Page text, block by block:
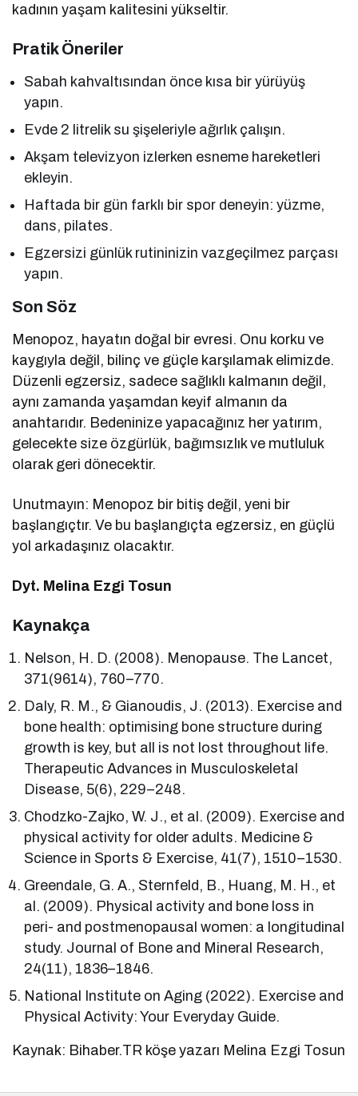
kadının yaşam kalitesini yükseltir.
Pratik Öneriler
Sabah kahvaltısından önce kısa bir yürüyüş
yapın.
Evde 2 litrelik su şişeleriyle ağırlık çalışın.
Akşam televizyon izlerken esneme hareketleri
ekleyin.
Haftada bir gün farklı bir spor deneyin: yüzme,
dans, pilates.
Egzersizi günlük rutininizin vazgeçilmez parçası
yapın.
Son Söz
Menopoz, hayatın doğal bir evresi. Onu korku ve
kaygıyla değil, bilinç ve güçle karşılamak elimizde.
Düzenli egzersiz, sadece sağlıklı kalmanın değil,
aynı zamanda yaşamdan keyif almanın da
anahtarıdır. Bedeninize yapacağınız her yatırım,
gelecekte size özgürlük, bağımsızlık ve mutluluk
olarak geri dönecektir.
Unutmayın: Menopoz bir bitiş değil, yeni bir
başlangıçtır. Ve bu başlangıçta egzersiz, en güçlü
yol arkadaşınız olacaktır.
Dyt. Melina Ezgi Tosun
Kaynakça
Nelson, H. D. (2008). Menopause. The Lancet,
371(9614), 760–770.
Daly, R. M., & Gianoudis, J. (2013). Exercise and
bone health: optimising bone structure during
growth is key, but all is not lost throughout life.
Therapeutic Advances in Musculoskeletal
Disease, 5(6), 229–248.
Chodzko-Zajko, W. J., et al. (2009). Exercise and
physical activity for older adults. Medicine &
Science in Sports & Exercise, 41(7), 1510–1530.
Greendale, G. A., Sternfeld, B., Huang, M. H., et
al. (2009). Physical activity and bone loss in
peri- and postmenopausal women: a longitudinal
study. Journal of Bone and Mineral Research,
24(11), 1836–1846.
National Institute on Aging (2022). Exercise and
Physical Activity: Your Everyday Guide.
Kaynak: Bihaber.TR köşe yazarı Melina Ezgi Tosun